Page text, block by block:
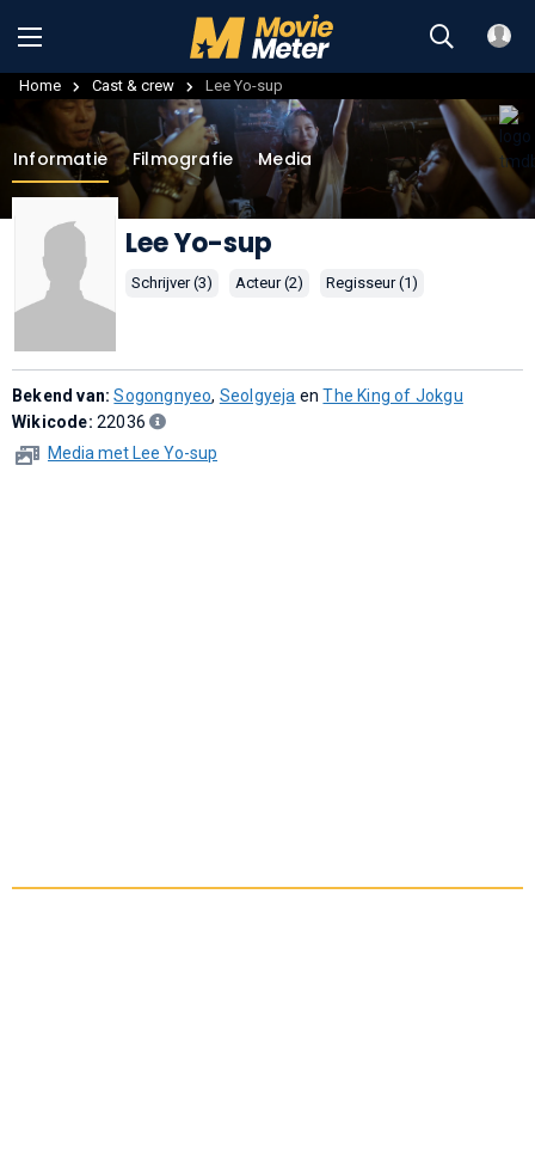
Home Cast & crew Lee Yo-sup
Informatie Filmografie Media
Lee Yo-sup
Schrijver (3) Acteur (2) Regisseur (1)
Bekend van:Sogongnyeo, Seolgyeja enThe King of Jokgu
Wikicode: 22036
Media met Lee Yo-sup